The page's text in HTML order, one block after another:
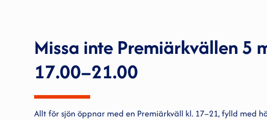
Missa inte Premiärkvällen 5
17.00–21.00
Allt för sjön öppnar med en Premiärkväll kl. 17–21, fylld med